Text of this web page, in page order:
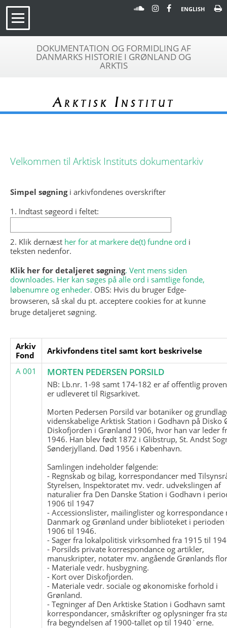
ENGLISH
DOKUMENTATION OG FORMIDLING AF
DANMARKS HISTORIE I GRØNLAND OG
ARKTIS
Arktisk Institut
Velkommen til Arktisk Instituts dokumentarkiv
Simpel søgningi arkivfondenes overskrifter
1. Indtast søgeord i feltet:
2. Klik dernæst her for at markere de(t) fundne ord i
teksten nedenfor.
Klik her for detaljeret søgning. Vent mens siden
downloades. Her kan søges på alle ord i samtlige fonde,
løbenumre og enheder. OBS: Hvis du bruger Edge-
browseren, så skal du pt. acceptere cookies for at kunne
bruge detaljeret søgning.
Arkiv
Fond
Arkivfondens titel samt kort beskrivelse
A 001
MORTEN PEDERSEN PORSILD
NB: Lb.nr. 1-98 samt 174-182 er af offentlig
er udleveret til Rigsarkivet.
Morten Pedersen Porsild var botaniker og
videnskabelige Arktisk Station i Godhavn på Disko
Diskofjorden i Grønland 1906, hvor han var leder
1946. Han blev født 1872 i Glibstrup, St. Andst
Sønderjylland. Død 1956 i København.
Samlingen indeholder følgende:
- Regnskab og bilag, korrespondancer med
Styrelsen, Inspektoratet mv. vedr. udvekslingen af
naturalier fra Den Danske Station i Godhavn i
1906 til 1947
- Accessionslister, mailinglister og korrespondance
Danmark og Grønland under biblioteket i perioden
1906 til 1946.
- Sager fra lokalpolitisk virksomhed fra 1915 til
- Porsilds private korrespondance og artikler,
manuskripter, notater mv. angående Grønlands
- Materiale vedr. husbygning.
- Kort over Diskofjorden.
- Materiale vedr. sociale og økonomiske forhold i
Grønland.
- Tegninger af Den Arktiske Station i Godhavn
korrespondancer, småskrifter og oplysninger fra
fra begyndelsen af 1900-tallet op til 1940`erne.